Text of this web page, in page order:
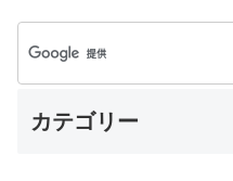
カテゴリー